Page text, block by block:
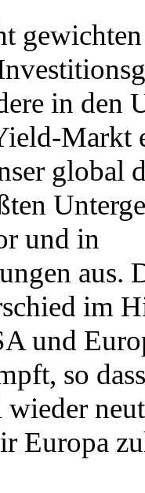
in den
Markt
global
und in
aus.
im
und
so
wieder
Europa